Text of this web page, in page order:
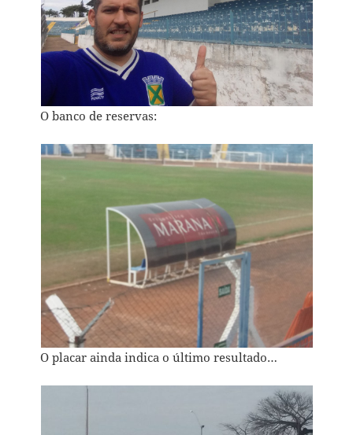
O banco de reservas:
O placar ainda indica o último resultado…